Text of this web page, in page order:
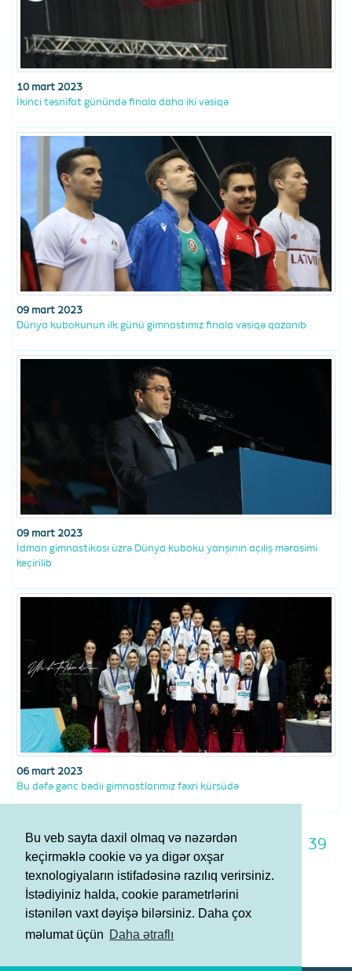
Bu veb sayta daxil olmaq və nəzərdən
keçirməklə cookie və ya digər oxşar
texnologiyaların istifadəsinə razılıq verirsiniz.
İstədiyiniz halda, cookie parametrlərini
istənilən vaxt dəyişə bilərsiniz. Daha çox
məlumat üçün Daha ətraflı
10 mart 2023
İkinci təsnifat günündə finala daha iki vəsiqə
09 mart 2023
Dünya kubokunun ilk günü gimnastımız finala vəsiqə qazanıb
09 mart 2023
İdman gimnastikası üzrə Dünya kuboku yarışının açılış mərasimi
keçirilib
06 mart 2023
Bu dəfə gənc bədii gimnastlarımız fəxri kürsüdə
32 33 34 35 36
39
40
41 42